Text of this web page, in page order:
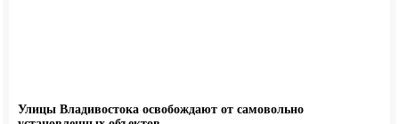
Улицы Владивостока освобождают от самовольно